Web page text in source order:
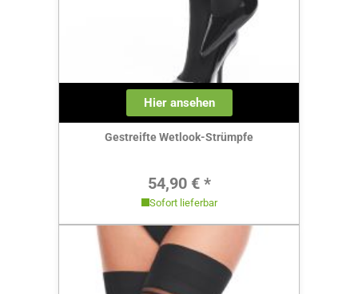
Hier ansehen
Gestreifte Wetlook-Strümpfe
Regulärer Preis:
54,90 € *
Sofort lieferbar